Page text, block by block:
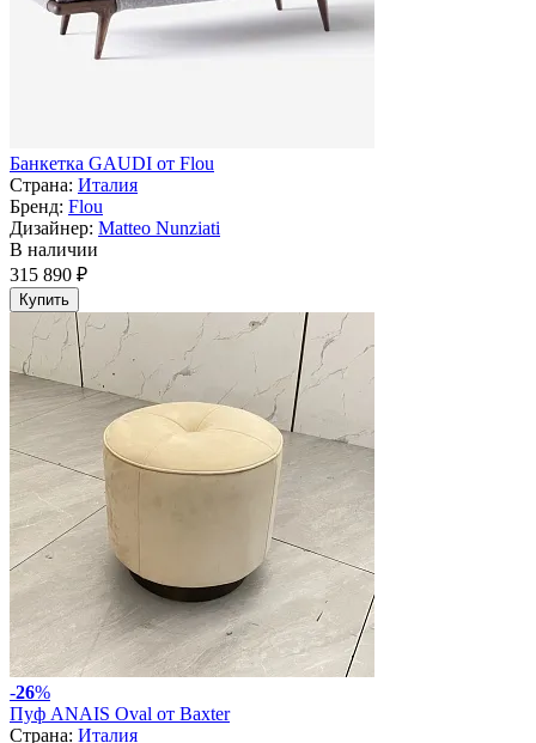
Банкетка GAUDI от Flou
Страна: Италия
Бренд: Flou
Дизайнер: Matteo Nunziati
В наличии
315 890 ₽
Купить
-26%
Пуф ANAIS Oval от Baxter
Страна: Италия